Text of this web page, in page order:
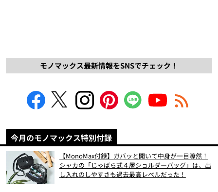
モノマックス最新情報をSNSでチェック！
今月のモノマックス特別付録
【MonoMax付録】ガバッと開いて中身が一目瞭然！
シャカの「じゃばら式４層ショルダーバッグ」は、出
し入れのしやすさも過去最高レベルだった！